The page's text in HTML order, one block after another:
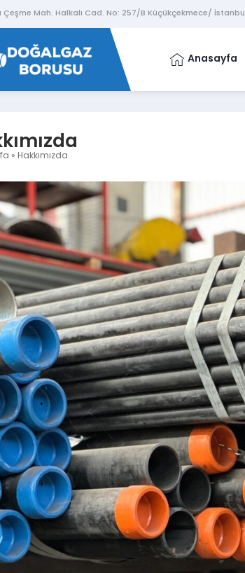
Çeşme Mah. Halkalı Cad. No: 257/B Küçükçekmece/ İstanbul
Anasayfa
» Hakkımızda